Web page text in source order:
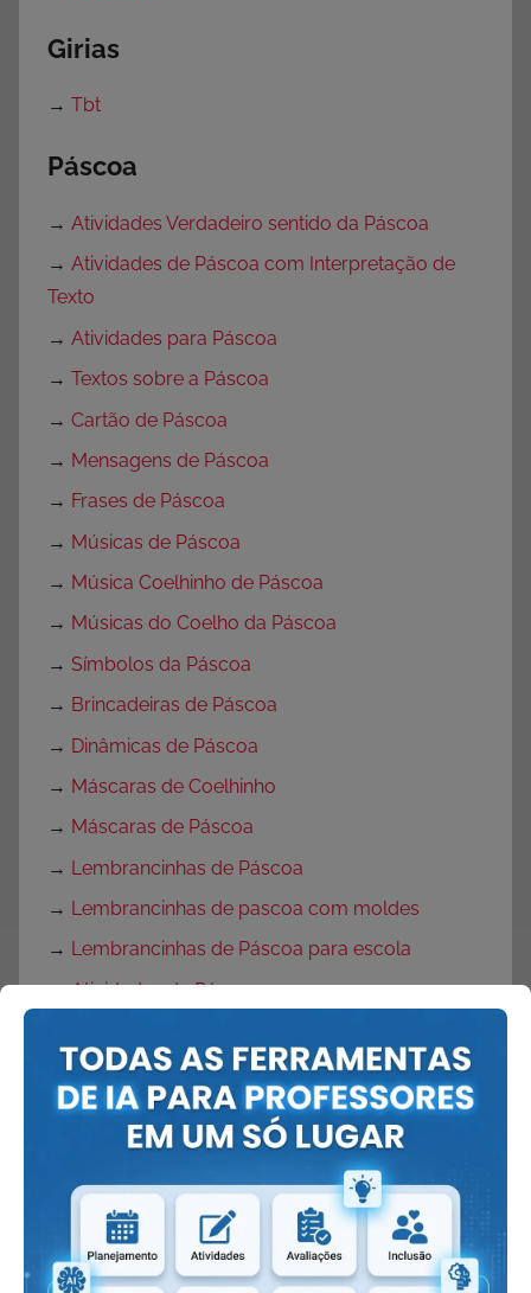
Girias
→ Tbt
Páscoa
→ Atividades Verdadeiro sentido da Páscoa
→ Atividades de Páscoa com Interpretação de
Texto
→ Atividades para Páscoa
→ Textos sobre a Páscoa
→ Cartão de Páscoa
→ Mensagens de Páscoa
→ Frases de Páscoa
→ Músicas de Páscoa
→ Música Coelhinho de Páscoa
→ Músicas do Coelho da Páscoa
→ Símbolos da Páscoa
→ Brincadeiras de Páscoa
→ Dinâmicas de Páscoa
→ Máscaras de Coelhinho
→ Máscaras de Páscoa
→ Lembrancinhas de Páscoa
→ Lembrancinhas de pascoa com moldes
→ Lembrancinhas de Páscoa para escola
→Atividades de Páscoa
→Atividades de Páscoa para Ensino
Fundamental
Atividades de Páscoa 1 ano
Atividades de Produção de Texto para Páscoa
Atividades de Interpretação de Texto Páscoa
→Desenhos de Ovelhas